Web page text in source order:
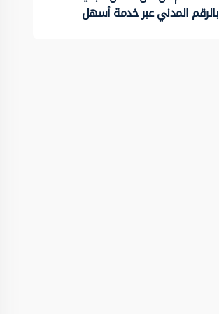
بالرقم المدني عبر خدمة أسهل